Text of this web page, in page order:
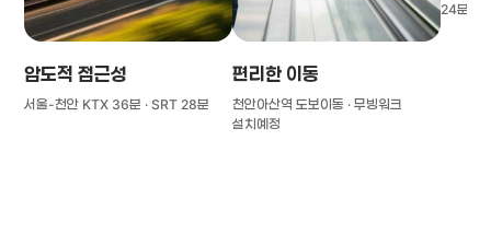
압도적 접근성
서울-천안 KTX 36분 · SRT 28분
편리한 이동
천안아산역 도보이동 · 무빙워크
설치예정
24분